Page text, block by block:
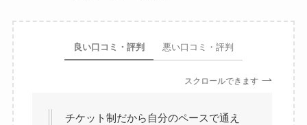
良い口コミ・評判 悪い口コミ・評判
スクロールできます
チケット制だから自分のペースで通え